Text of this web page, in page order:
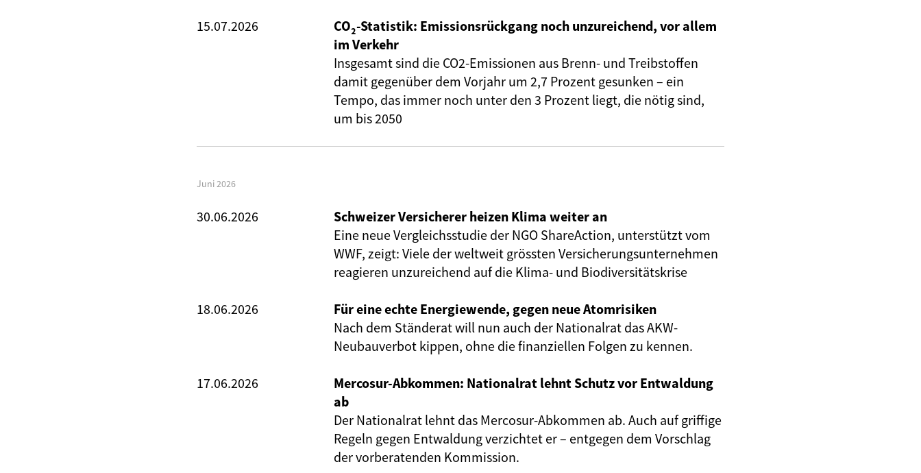
15.07.2026
CO₂-Statistik: Emissionsrückgang noch unzureichend, vor allem
im Verkehr
Insgesamt sind die CO2-Emissionen aus Brenn- und Treibstoffen
damit gegenüber dem Vorjahr um 2,7 Prozent gesunken – ein
Tempo, das immer noch unter den 3 Prozent liegt, die nötig sind,
um bis 2050
Juni 2026
30.06.2026
Schweizer Versicherer heizen Klima weiter an
Eine neue Vergleichsstudie der NGO ShareAction, unterstützt vom
WWF, zeigt: Viele der weltweit grössten Versicherungsunternehmen
reagieren unzureichend auf die Klima- und Biodiversitätskrise
18.06.2026
Für eine echte Energiewende, gegen neue Atomrisiken
Nach dem Ständerat will nun auch der Nationalrat das AKW-
Neubauverbot kippen, ohne die finanziellen Folgen zu kennen.
17.06.2026
Mercosur-Abkommen: Nationalrat lehnt Schutz vor Entwaldung
ab
Der Nationalrat lehnt das Mercosur-Abkommen ab. Auch auf griffige
Regeln gegen Entwaldung verzichtet er – entgegen dem Vorschlag
der vorberatenden Kommission.